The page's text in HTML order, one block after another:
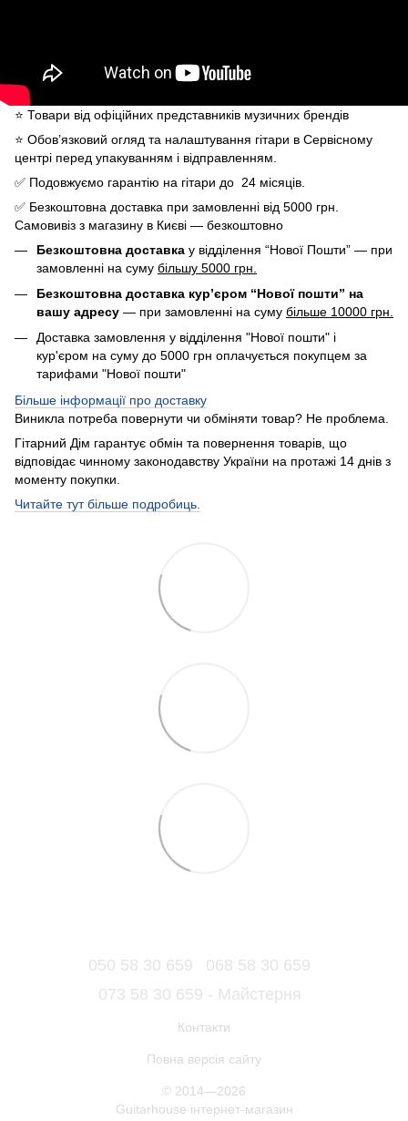
⭐️ Товари від офіційних представників музичних брендів
⭐️ Обов’язковий огляд та налаштування гітари в Сервісному
центрі перед упакуванням і відправленням.
✅ Подовжуємо гарантію на гітари до 24 місяців.
✅ Безкоштовна доставка при замовленні від 5000 грн.
Самовивіз з магазину в Києві — безкоштовно
Безкоштовна доставка у відділення “Нової Пошти” — при
замовленні на суму більшу 5000 грн.
Безкоштовна доставка кур’єром “Нової пошти” на
вашу адресу — при замовленні на суму більше 10000 грн.
Доставка замовлення у відділення "Нової пошти" і
кур'єром на суму до 5000 грн оплачується покупцем за
тарифами "Нової пошти"
Більше інформації про доставку
Виникла потреба повернути чи обміняти товар? Не проблема.
Гітарний Дім гарантує обмін та повернення товарів, що
відповідає чинному законодавству України на протажі 14 днів з
моменту покупки.
Читайте тут більше подробиць.
050 58 30 659
068 58 30 659
073 58 30 659 - Майстерня
Контакти
Повна версія сайту
© 2014—2026
Guitarhouse інтернет-магазин